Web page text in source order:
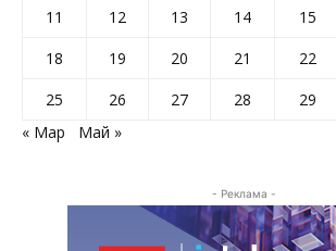
11
12 13 14 15
18
19 20 21 22
25
26 27 28 29
« Мар
Май »
- Реклама -